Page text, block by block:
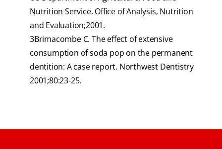
Nutrition Service, Office of Analysis, Nutrition
and Evaluation;2001.
3Brimacombe C. The effect of extensive
consumption of soda pop on the permanent
dentition: A case report. Northwest Dentistry
2001;80:23-25.